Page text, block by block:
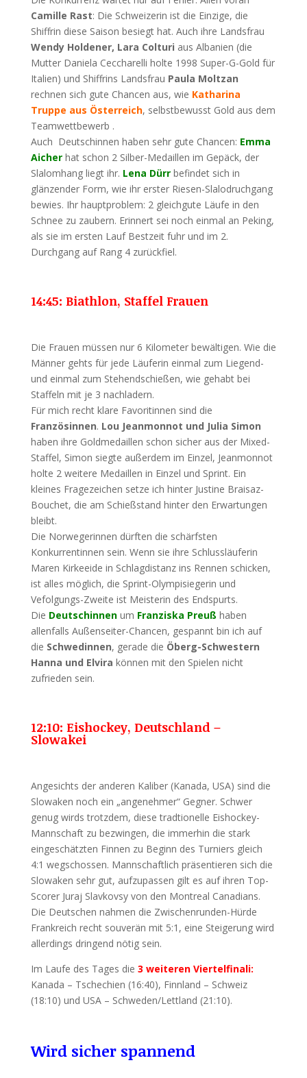
Camille Rast: Die Schweizerin ist die Einzige, die
Shiffrin diese Saison besiegt hat. Auch ihre Landsfrau
Wendy Holdener, Lara Colturi aus Albanien (die
Mutter Daniela Ceccharelli holte 1998 Super-G-Gold für
Italien) und Shiffrins Landsfrau Paula Moltzan
rechnen sich gute Chancen aus, wie Katharina
Truppe aus Österreich, selbstbewusst Gold aus dem
Teamwettbewerb .
Auch Deutschinnen haben sehr gute Chancen: Emma
Aicher hat schon 2 Silber-Medaillen im Gepäck, der
Slalomhang liegt ihr. Lena Dürr befindet sich in
glänzender Form, wie ihr erster Riesen-Slalodruchgang
bewies. Ihr hauptproblem: 2 gleichgute Läufe in den
Schnee zu zaubern. Erinnert sei noch einmal an Peking,
als sie im ersten Lauf Bestzeit fuhr und im 2.
Durchgang auf Rang 4 zurückfiel.
14:45: Biathlon, Staffel Frauen
Die Frauen müssen nur 6 Kilometer bewältigen. Wie die
Männer gehts für jede Läuferin einmal zum Liegend-
und einmal zum Stehendschießen, wie gehabt bei
Staffeln mit je 3 nachladern.
Für mich recht klare Favoritinnen sind die
Französinnen. Lou Jeanmonnot und Julia Simon
haben ihre Goldmedaillen schon sicher aus der Mixed-
Staffel, Simon siegte außerdem im Einzel, Jeanmonnot
holte 2 weitere Medaillen in Einzel und Sprint. Ein
kleines Fragezeichen setze ich hinter Justine Braisaz-
Bouchet, die am Schießstand hinter den Erwartungen
bleibt.
Die Norwegerinnen dürften die schärfsten
Konkurrentinnen sein. Wenn sie ihre Schlussläuferin
Maren Kirkeeide in Schlagdistanz ins Rennen schicken,
ist alles möglich, die Sprint-Olympisiegerin und
Vefolgungs-Zweite ist Meisterin des Endspurts.
Die Deutschinnenum Franziska Preuß haben
allenfalls Außenseiter-Chancen, gespannt bin ich auf
die Schwedinnen, gerade die Öberg-Schwestern
Hanna und Elvira können mit den Spielen nicht
zufrieden sein.
12:10: Eishockey, Deutschland –
Slowakei
Angesichts der anderen Kaliber (Kanada, USA) sind die
Slowaken noch ein „angenehmer“ Gegner. Schwer
genug wirds trotzdem, diese tradtionelle Eishockey-
Mannschaft zu bezwingen, die immerhin die stark
eingeschätzten Finnen zu Beginn des Turniers gleich
4:1 wegschossen. Mannschaftlich präsentieren sich die
Slowaken sehr gut, aufzupassen gilt es auf ihren Top-
Scorer Juraj Slavkovsy von den Montreal Canadians.
Die Deutschen nahmen die Zwischenrunden-Hürde
Frankreich recht souverän mit 5:1, eine Steigerung wird
allerdings dringend nötig sein.
Im Laufe des Tages die 3 weiteren Viertelfinali:
Kanada – Tschechien (16:40), Finnland – Schweiz
(18:10) und USA – Schweden/Lettland (21:10).
Wird sicher spannend